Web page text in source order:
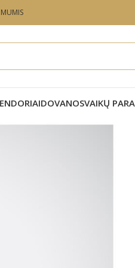
MUMIS
DOVANOSVAIKŲ